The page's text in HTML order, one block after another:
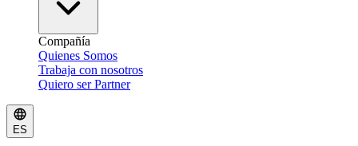
Compañía
Quienes Somos
Trabaja con nosotros
Quiero ser Partner
ES